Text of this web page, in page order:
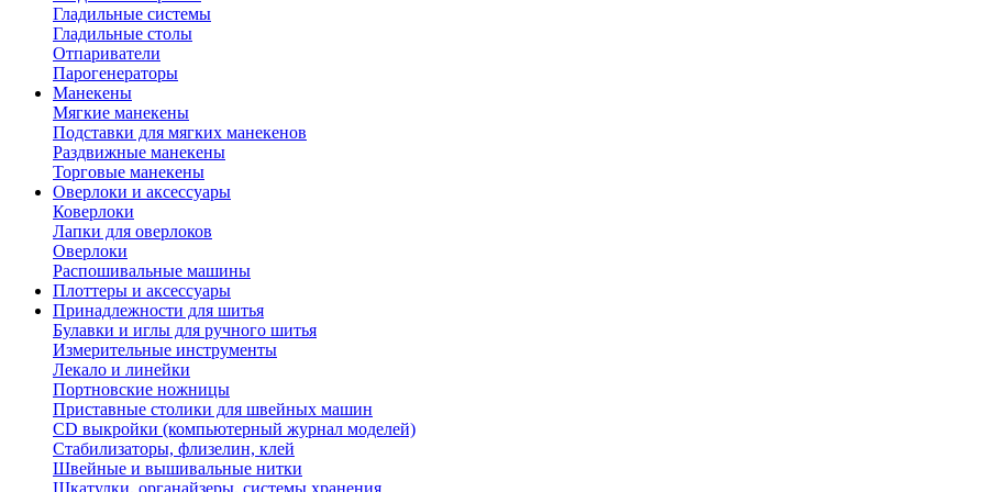
Гладильные системы
Гладильные столы
Отпариватели
Парогенераторы
Манекены
Мягкие манекены
Подставки для мягких манекенов
Раздвижные манекены
Торговые манекены
Оверлоки и аксессуары
Коверлоки
Лапки для оверлоков
Оверлоки
Распошивальные машины
Плоттеры и аксессуары
Принадлежности для шитья
Булавки и иглы для ручного шитья
Измерительные инструменты
Лекало и линейки
Портновские ножницы
Приставные столики для швейных машин
СD выкройки (компьютерный журнал моделей)
Стабилизаторы, флизелин, клей
Швейные и вышивальные нитки
Шкатулки, органайзеры, системы хранения